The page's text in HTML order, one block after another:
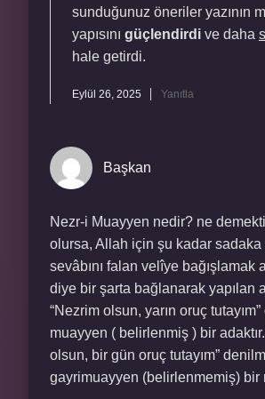
sunduğunuz öneriler yazının
yapısını güçlendirdi ve daha
hale getirdi.
Eylül 26, 2025 Yanıtla
Başkan
Nezr-i Muayyen nedir? ne
olursa, Allah için şu kadar sadaka
sevâbını falan velîye bağışlamak
diye bir şarta bağlanarak yapılan
“Nezrim olsun, yarın oruç
muayyen ( belirlenmiş ) bir
olsun, bir gün oruç tutayım”
gayrimuayyen (belirlenmemiş) bir